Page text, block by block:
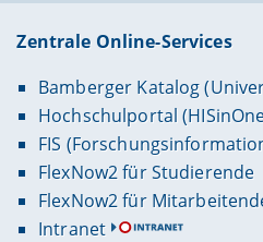
Zentrale Online-Services
Bamberger Katalog
Hochschulportal
FIS
FlexNow2 für Studierende
FlexNow2 für
Intranet